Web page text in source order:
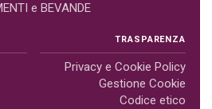
e BEVANDE
TRASPARENZA
Privacy e Cookie Policy
Gestione Cookie
Codice etico